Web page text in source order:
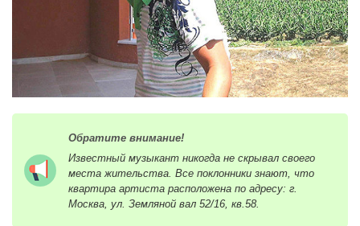
Обратите внимание!
Известный музыкант никогда не скрывал своего
места жительства. Все поклонники знают, что
квартира артиста расположена по адресу: г.
Москва, ул. Земляной вал 52/16, кв.58.